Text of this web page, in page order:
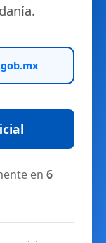
en 6